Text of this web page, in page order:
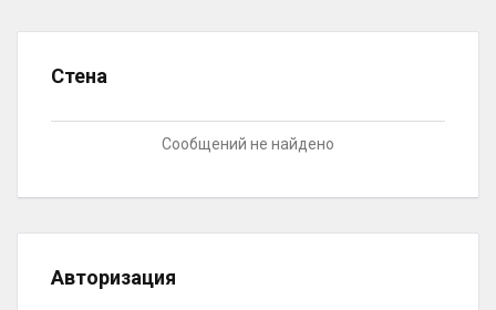
Стена
Сообщений не найдено
Авторизация